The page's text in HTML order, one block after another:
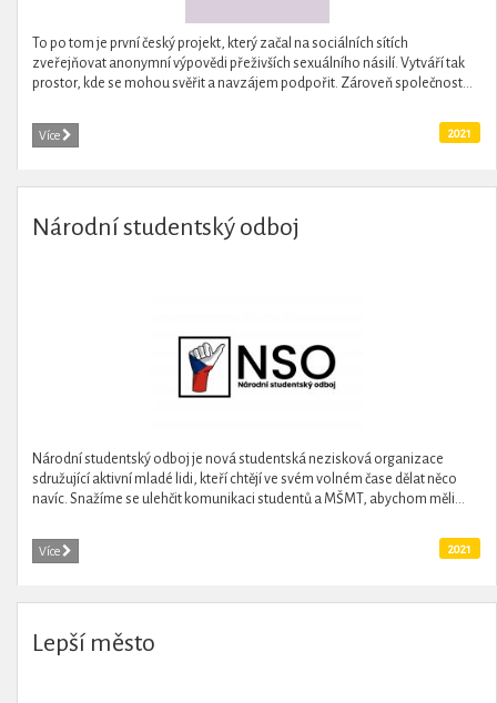
To po tom je první český projekt, který začal na sociálních sítích
zveřejňovat anonymní výpovědi přeživších sexuálního násilí. Vytváří tak
prostor, kde se mohou svěřit a navzájem podpořit. Zároveň společnost...
Více 2021
Národní studentský odboj
Národní studentský odboj je nová studentská nezisková organizace
sdružující aktivní mladé lidi, kteří chtějí ve svém volném čase dělat něco
navíc. Snažíme se ulehčit komunikaci studentů a MŠMT, abychom měli...
Více 2021
Lepší město